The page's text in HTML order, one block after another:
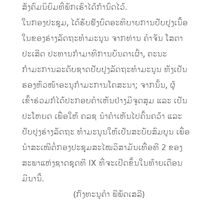
ສັງຄົມນິຍົມທີ່ພັກເຮົາໄດ້ກຳນົດໄວ້.
ໃນກອງປະຊູມ, ໄດ້ຮັບຟັງບົດອະທິບາຍການປັບປຸງເນື້ອ
ໃນຂອງຮ່າງລັດຖະທຳມະນູນ ຈາກທ່ານ ຄຳຈັນ ໂສຕາ
ປະເສີດ ປະທານກຳມາທິການບັນດາເຜົ່າ, ຄະນະ
ກຳມະການລະດັບຊາດປັບປຸງລັດຖະທຳມະນູນ ທັງເປັນ
ຮອງຫົວໜ້າອະນຸກຳມະການໂຄສະນາ; ຈາກນັ້ນ, ຜູ້
ເຂົ້າຮ່ວມກໍໄດ້ປະກອບຄຳເຫັນຢ່າງມີຈຸດສຸມ ແລະ ເປັນ
ປະໂຫຍດ ເພື່ອໃຫ້ ຄລຊ ນຳຄຳເຫັນໄປຄົ້ນຄວ້າ ແລະ
ປັບປຸງຮ່າງລັດຖະ ທຳມະນູນໃຫ້ເປັນສະບັບສົມບູນ ເພື່ອ
ນຳສະເໜີຕໍ່ກອງປະຊຸມສະໄໝວິສາມັນເທື່ອທີ 2 ຂອງ
ສະພາແຫ່ງຊາດຊຸດທີ IX ທີ່ຈະເປີດຂຶ້ນໃນທ້າຍເດືອນ
ມີນານີ້.
(ກົງທະນູຄຳ ພີພັດເສລີ)